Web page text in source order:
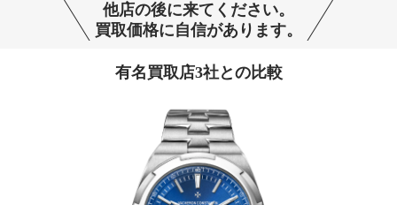
他店の後に来てください。
買取価格に自信があります。
有名買取店3社との比較